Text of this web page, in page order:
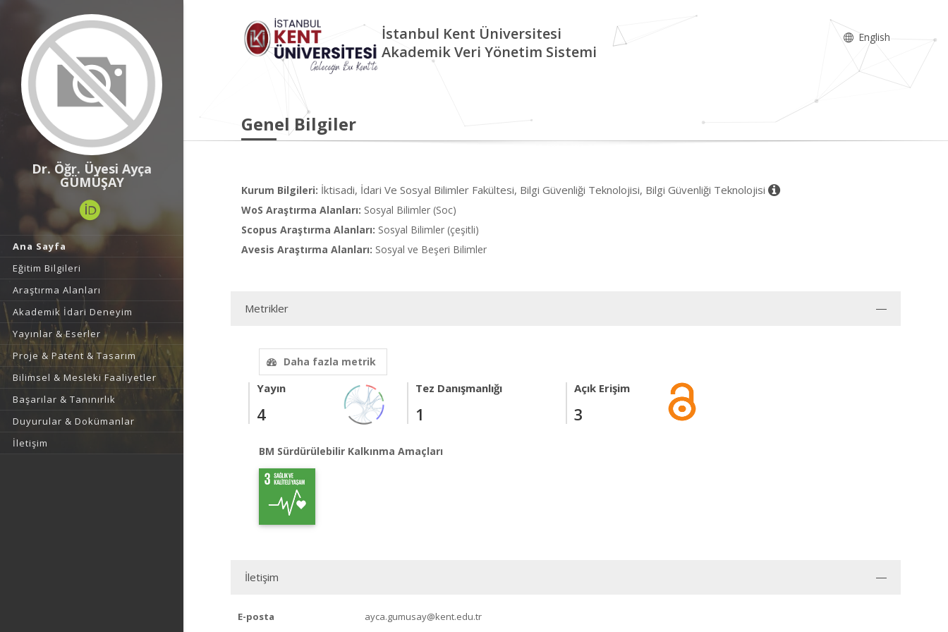
Dr. Öğr. Üyesi Ayça
GÜMÜŞAY
Ana Sayfa
Eğitim Bilgileri
Araştırma Alanları
Akademik İdari Deneyim
Yayınlar & Eserler
Proje & Patent & Tasarım
Bilimsel & Mesleki Faaliyetler
Başarılar & Tanınırlık
Duyurular & Dokümanlar
İletişim
İstanbul Kent Üniversitesi
Akademik Veri Yönetim Sistemi
English
Genel Bilgiler
Kurum Bilgileri: İktisadi, İdari Ve Sosyal Bilimler Fakültesi, Bilgi Güvenliği Teknolojisi, Bilgi Güvenliği Teknolojisi
WoS Araştırma Alanları: Sosyal Bilimler (Soc)
Scopus Araştırma Alanları: Sosyal Bilimler (çeşitli)
Avesis Araştırma Alanları: Sosyal ve Beşeri Bilimler
Metrikler
Daha fazla metrik
Yayın
4
Tez Danışmanlığı
1
Açık Erişim
3
BM Sürdürülebilir Kalkınma Amaçları
İletişim
E-posta ayca.gumusay@kent.edu.tr